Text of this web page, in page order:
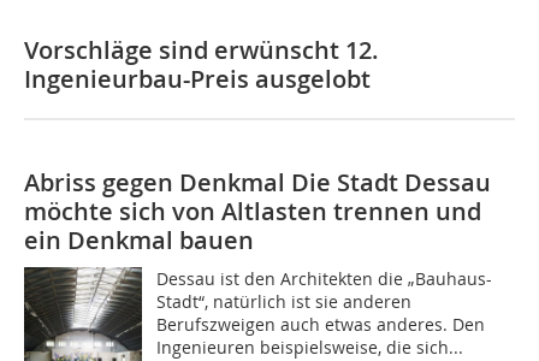
Vorschläge sind erwünscht 12.
Ingenieurbau-Preis ausgelobt
Abriss gegen Denkmal Die Stadt Dessau
möchte sich von Altlasten trennen und
ein Denkmal bauen
Dessau ist den Architekten die „Bauhaus-
Stadt“, natürlich ist sie anderen
Berufszweigen auch etwas anderes. Den
Ingenieuren beispielsweise, die sich...